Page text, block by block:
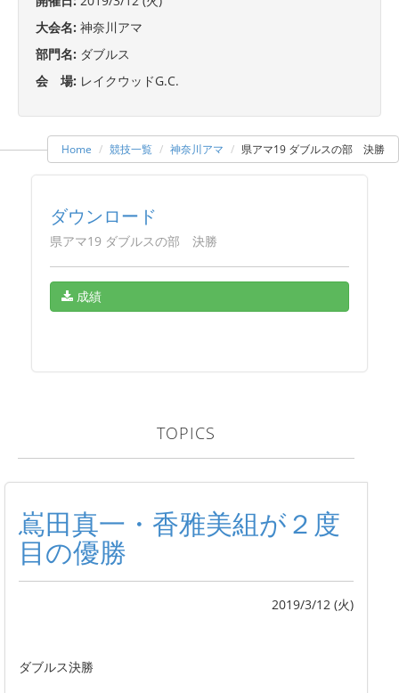
大会名: 神奈川アマ
部門名: ダブルス
会 場: レイクウッドG.C.
Home 競技一覧 神奈川アマ 県アマ19 ダブルスの部 決勝
ダウンロード
県アマ19 ダブルスの部 決勝
成績
TOPICS
嶌田真一・香雅美組が２度
目の優勝
2019/3/12 (火)
ダブルス決勝